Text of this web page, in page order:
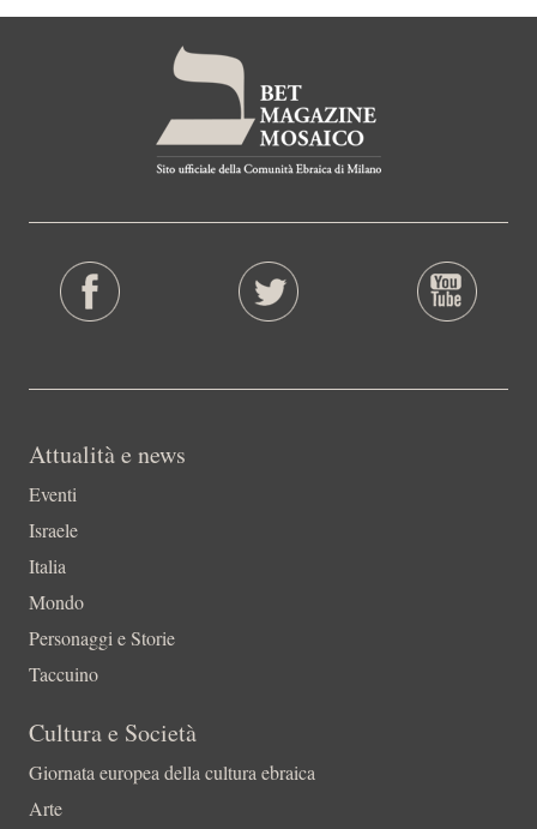
Attualità e news
Eventi
Israele
Italia
Mondo
Personaggi e Storie
Taccuino
Cultura e Società
Giornata europea della cultura ebraica
Arte